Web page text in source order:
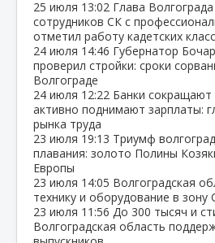
25 июля 13:02 Глава
сотрудников СК с
отметил работу кадетских
24 июля 14:46 Губернатор
проверил стройки: сроки
Волгограде
24 июля 12:22 Банки сокращают
активно поднимают зарплаты:
рынка труда
23 июля 19:13 Триумф
плавания: золото Полины
Европы
23 июля 14:05 Волгоградская
технику и оборудование в зону
23 июля 11:56 До 300 тысяч и
Волгоградская область